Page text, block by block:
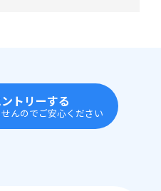
トリーする
んのでご安心ください